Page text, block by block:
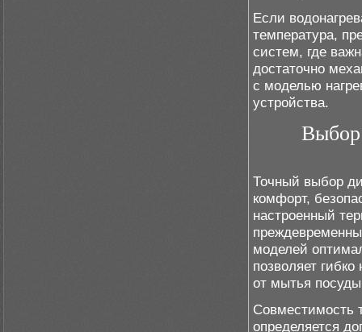
Если
температура,
систем, где
достаточно
с моделью
устройства.
Выбор
Точный выбор
комфорт,
настроенный
моделей
позволяет
от мытья
Совместимость
определяется